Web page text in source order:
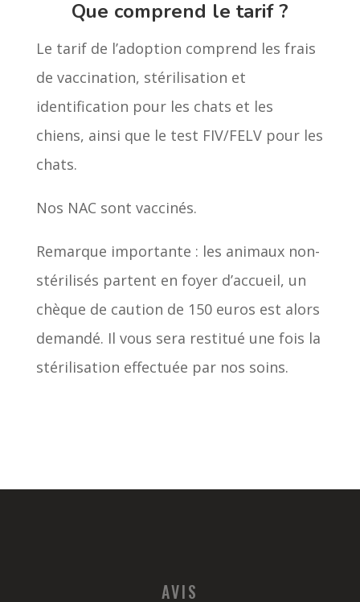
Que comprend le tarif ?
Le tarif de l’adoption comprend les frais
de vaccination, stérilisation et
identification pour les chats et les
chiens, ainsi que le test FIV/FELV pour les
chats.
Nos NAC sont vaccinés.
Remarque importante : les animaux non-
stérilisés partent en foyer d’accueil, un
chèque de caution de 150 euros est alors
demandé. Il vous sera restitué une fois la
stérilisation effectuée par nos soins.
AVIS